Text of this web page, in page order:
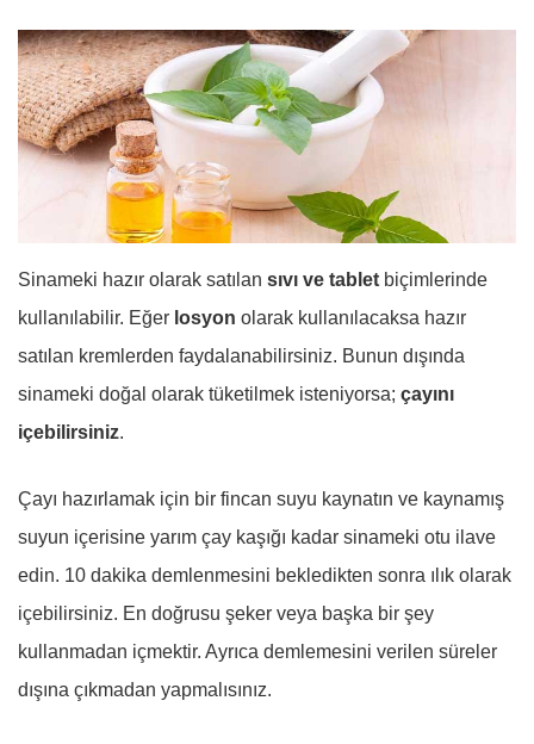
Sinameki hazır olarak satılan sıvı ve tablet biçimlerinde
kullanılabilir. Eğer losyon olarak kullanılacaksa hazır
satılan kremlerden faydalanabilirsiniz. Bunun dışında
sinameki doğal olarak tüketilmek isteniyorsa; çayını
içebilirsiniz.
Çayı hazırlamak için bir fincan suyu kaynatın ve kaynamış
suyun içerisine yarım çay kaşığı kadar sinameki otu ilave
edin. 10 dakika demlenmesini bekledikten sonra ılık olarak
içebilirsiniz. En doğrusu şeker veya başka bir şey
kullanmadan içmektir. Ayrıca demlemesini verilen süreler
dışına çıkmadan yapmalısınız.